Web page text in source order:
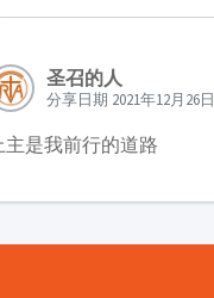
圣召的人
分享日期 2021年12月26日
主是我前行的道路